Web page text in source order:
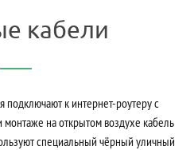
кабели
к интернет-роутеру с
на открытом воздухе кабель
специальный чёрный уличный